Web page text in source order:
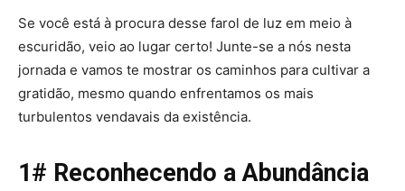
Se você está à procura desse farol de luz em meio à
escuridão, veio ao lugar certo! Junte-se a nós nesta
jornada e vamos te mostrar os caminhos para cultivar a
gratidão, mesmo quando enfrentamos os mais
turbulentos vendavais da existência.
1# Reconhecendo a Abundância